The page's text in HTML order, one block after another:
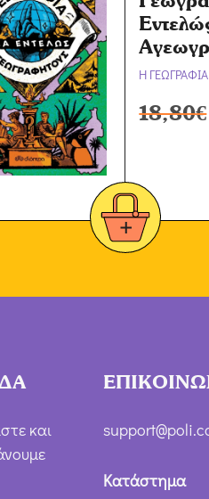
Η
18,80€
και
Κατάστημα